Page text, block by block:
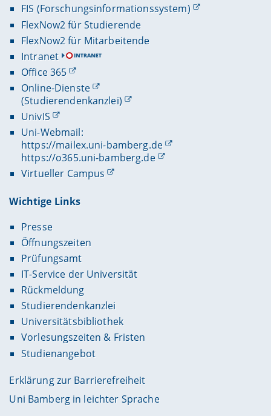
FIS (Forschungsinformationssystem)
FlexNow2 für Studierende
FlexNow2 für Mitarbeitende
Intranet
Office 365
Online-Dienste
(Studierendenkanzlei)
UnivIS
Uni-Webmail:
https://mailex.uni-bamberg.de
https://o365.uni-bamberg.de
Virtueller Campus
Wichtige Links
Presse
Öffnungszeiten
Prüfungsamt
IT-Service der Universität
Rückmeldung
Studierendenkanzlei
Universitätsbibliothek
Vorlesungszeiten & Fristen
Studienangebot
Erklärung zur Barrierefreiheit
Uni Bamberg in leichter Sprache